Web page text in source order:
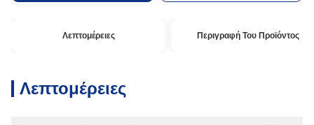
Λεπτομέρειες Περιγραφή Του Προϊόντος
Λεπτομέρειες